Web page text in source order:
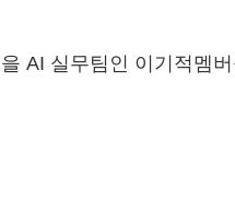
AI 실무팀인 이기적멤